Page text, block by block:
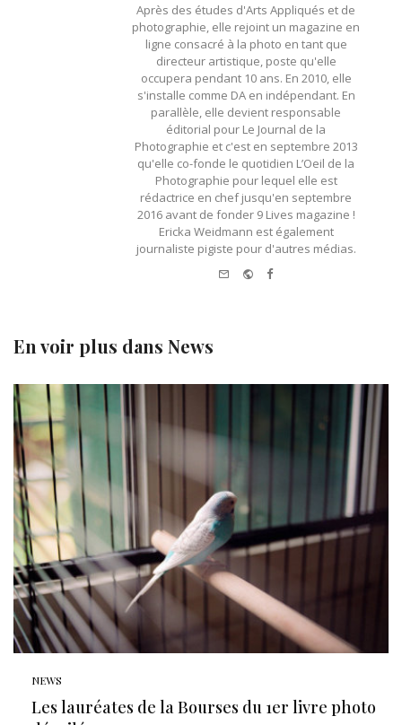
Après des études d'Arts Appliqués et de
photographie, elle rejoint un magazine en
ligne consacré à la photo en tant que
directeur artistique, poste qu'elle
occupera pendant 10 ans. En 2010, elle
s'installe comme DA en indépendant. En
parallèle, elle devient responsable
éditorial pour Le Journal de la
Photographie et c'est en septembre 2013
qu'elle co-fonde le quotidien L’Oeil de la
Photographie pour lequel elle est
rédactrice en chef jusqu'en septembre
2016 avant de fonder 9 Lives magazine !
Ericka Weidmann est également
journaliste pigiste pour d'autres médias.
e-mail Website
Facebook
En voir plus dans News
NEWS
Les lauréates de la Bourses du 1er livre photo